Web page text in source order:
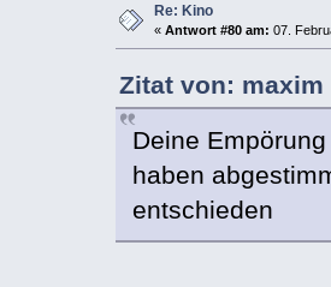
Re: Kino
« Antwort #80 am: 07.
Zitat von: maxim
Deine
haben
entschieden